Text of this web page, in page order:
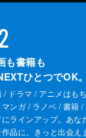
も書籍も
ひとつでOK。
/ ドラマ / アニメはも
ンガ / ラノベ / 書籍 /
にラインアップ。あな
品に、きっと出会え